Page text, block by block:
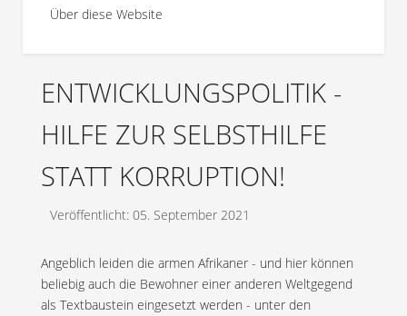
Über diese Website
ENTWICKLUNGSPOLITIK -
HILFE ZUR SELBSTHILFE
STATT KORRUPTION!
Veröffentlicht: 05. September 2021
Angeblich leiden die armen Afrikaner - und hier können
beliebig auch die Bewohner einer anderen Weltgegend
als Textbaustein eingesetzt werden - unter den